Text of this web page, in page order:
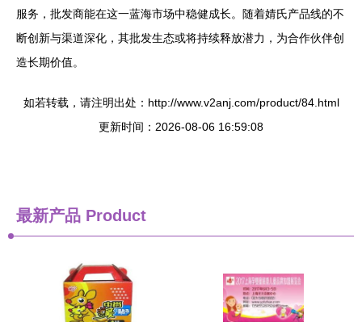
服务，批发商能在这一蓝海市场中稳健成长。随着婧氏产品线的不
断创新与渠道深化，其批发生态或将持续释放潜力，为合作伙伴创
造长期价值。
如若转载，请注明出处：http://www.v2anj.com/product/84.html
更新时间：2026-08-06 16:59:08
最新产品 Product